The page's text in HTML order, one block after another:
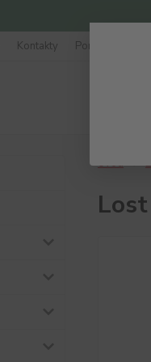
Kontakty Poradna
Úvod